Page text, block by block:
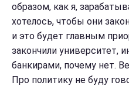
образом, как я,
хотелось, чтобы они
и это будет главным
закончили университет,
банкирами, почему нет.
Про политику не буду